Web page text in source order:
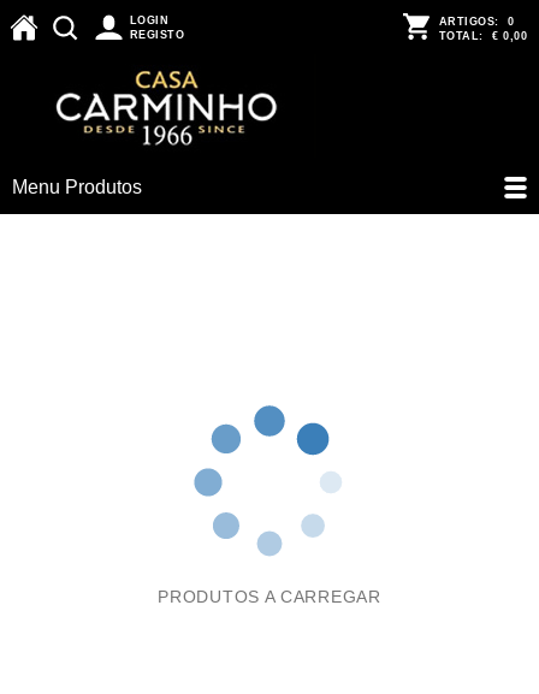
LOGIN
REGISTO
ARTIGOS: 0
TOTAL: € 0,00
Menu Produtos
PRODUTOS A CARREGAR